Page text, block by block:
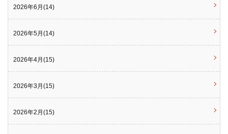
2026年6月(14)
2026年5月(14)
2026年4月(15)
2026年3月(15)
2026年2月(15)